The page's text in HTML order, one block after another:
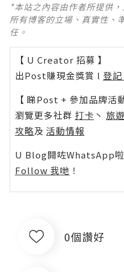
*本站之內容由作者所提供
所有博客的立場、真實性、
任。
【 U Creator 招募 】
出Post賺現金獎賞 l 登記
【 睇Post + 參加品牌活動
瀏覽更多社群 打卡 丶 旅遊
攻略及 活動情報
U Blog開咗WhatsApp啦
Follow 我哋 ！
0個讚好